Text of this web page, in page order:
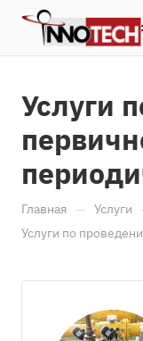
Услуги
Главная — Услуги
Услуги по